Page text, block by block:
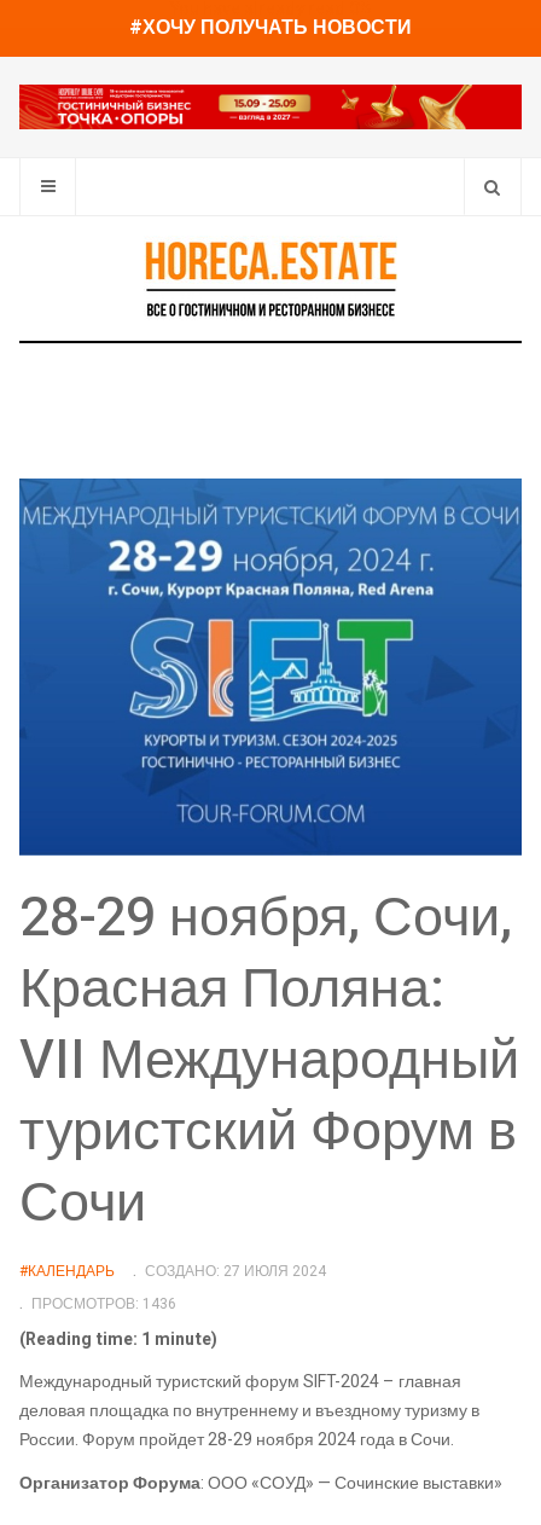
#ХОЧУ ПОЛУЧАТЬ НОВОСТИ
28-29 ноября, Сочи,
Красная Поляна:
VII Международный
туристский Форум в
Сочи
#КАЛЕНДАРЬ
СОЗДАНО: 27 ИЮЛЯ 2024
ПРОСМОТРОВ: 1436
(Reading time: 1 minute)
Международный туристский форум SIFT-2024 – главная
деловая площадка по внутреннему и въездному туризму в
России. Форум пройдет 28-29 ноября 2024 года в Сочи.
Организатор Форума: ООО «СОУД» — Сочинские выставки»